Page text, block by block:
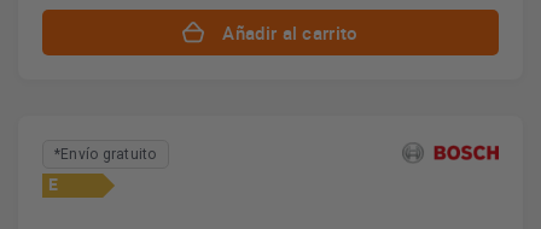
Añadir al carrito
*Envío gratuito
E